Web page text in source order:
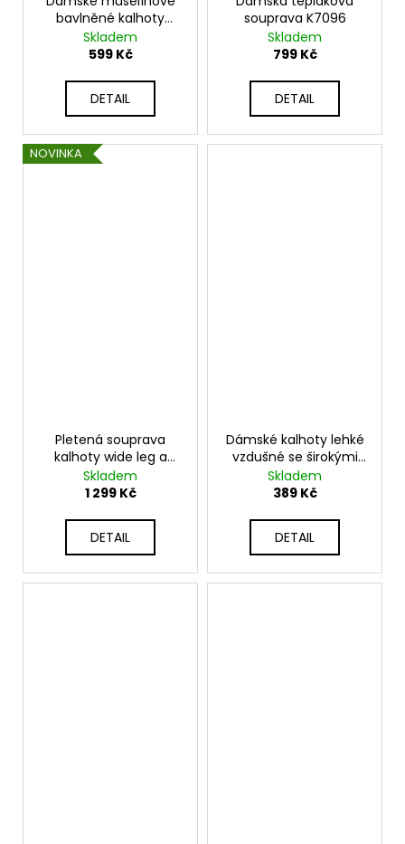
bavlněné kalhoty
K3204
Skladem
599 Kč
DETAIL
souprava K7096
Skladem
799 Kč
DETAIL
NOVINKA
Pletená souprava
kalhoty wide leg a
mikina JK-ROMA
Skladem
1 299 Kč
DETAIL
Dámské kalhoty lehké
vzdušné se širokými
nohavicemi K5878
Skladem
389 Kč
DETAIL